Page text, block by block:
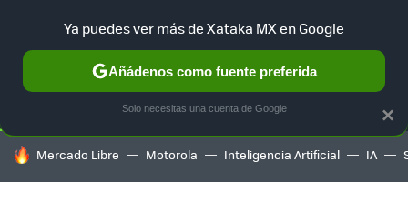
SELECCIÓN GAMING HOME AUTO TERRITORIO
HOY SE HABLA DE
Mercado Libre Motorola Inteligencia Artificial IA
×
Ya puedes ver más de Xataka MX en Google
Añádenos como fuente preferida
Solo necesitas una cuenta de Google